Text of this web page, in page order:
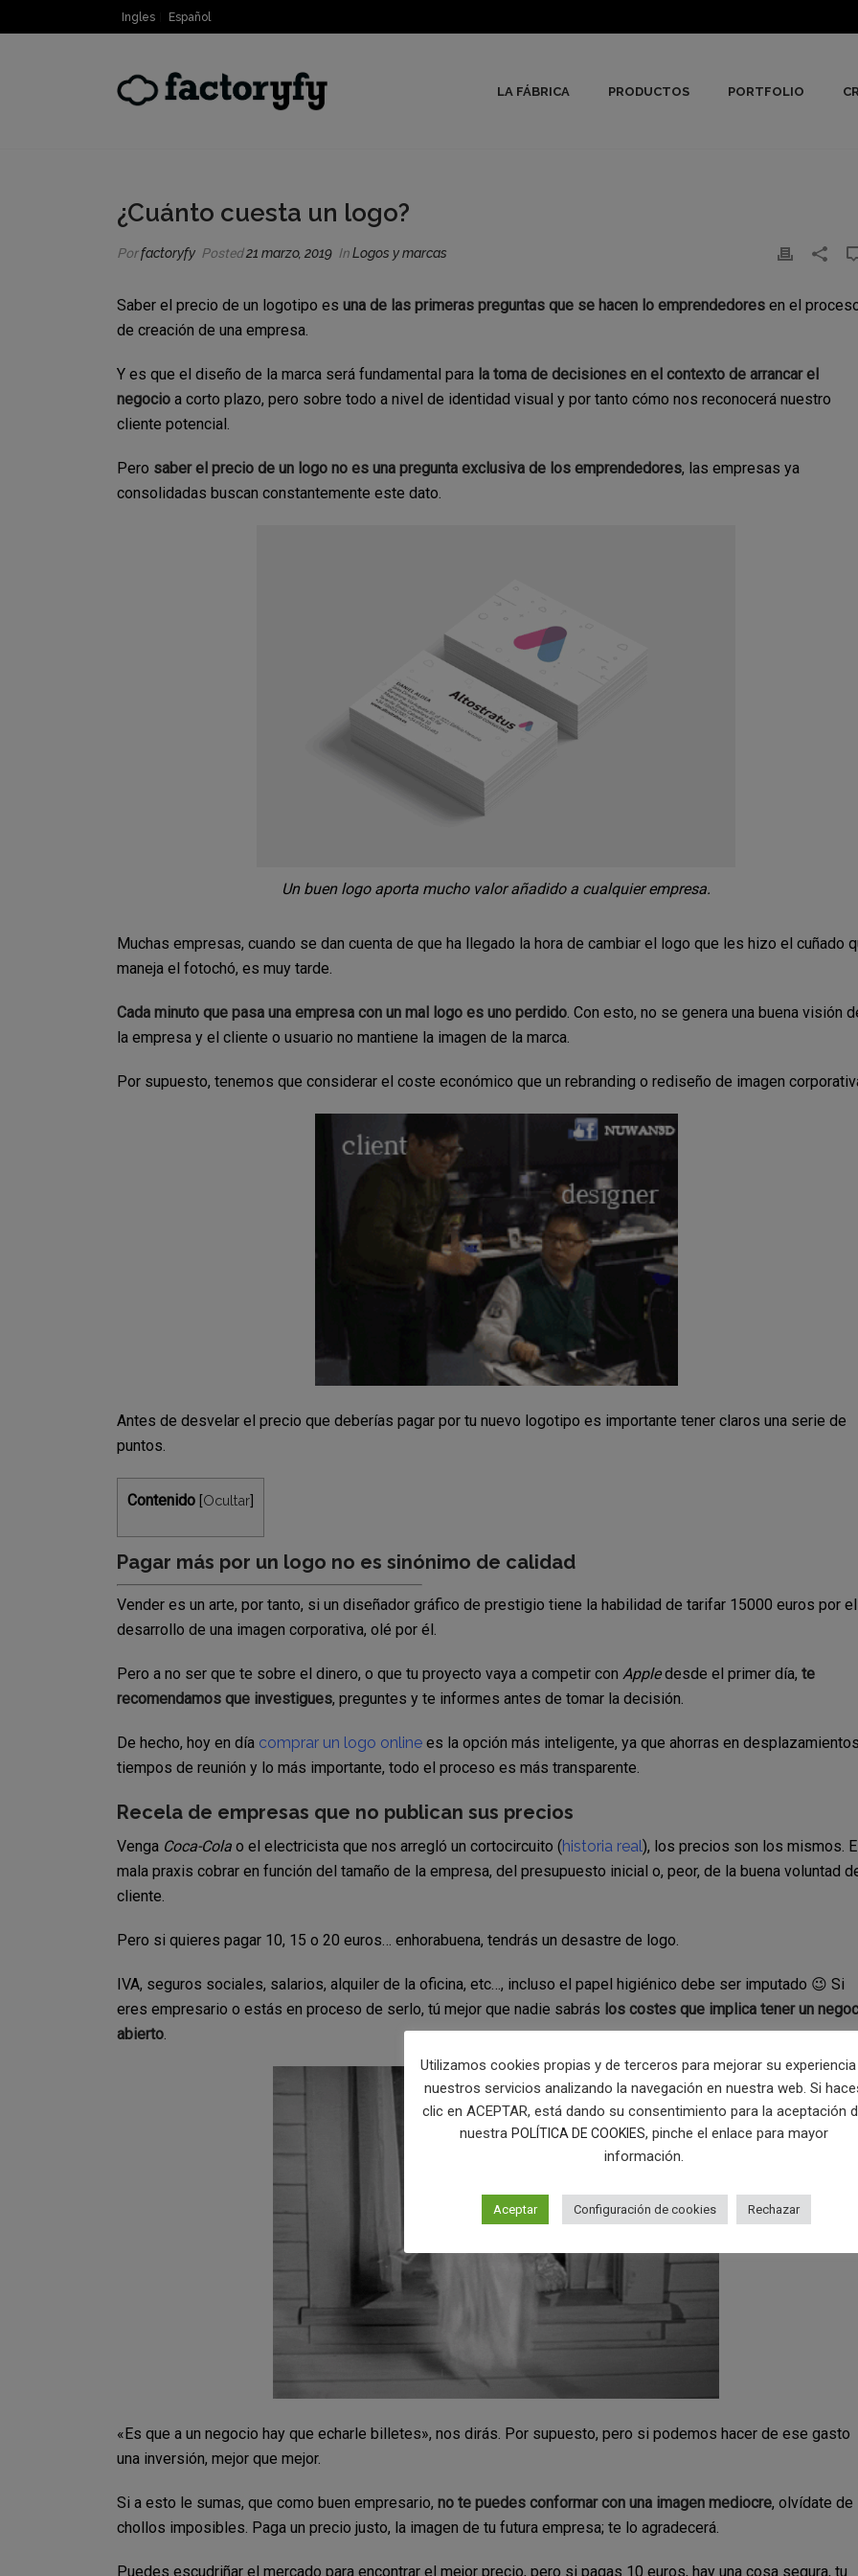
Ingles Español
LA FÁBRICA PRODUCTOS PORTFOLIO
¿Cuánto cuesta un logo?
Porfactoryfy Posted21 marzo, 2019 InLogos y marcas
Saber el precio de un logotipo es una de las primeras preguntas que se hacen lo emprendedores en el
de creación de una empresa.
Y es que el diseño de la marca será fundamental para la toma de decisiones en el contexto de arrancar el
negocio a corto plazo, pero sobre todo a nivel de identidad visual y por tanto cómo nos reconocerá nuestro
cliente potencial.
Pero saber el precio de un logo no es una pregunta exclusiva de los emprendedores, las empresas ya
consolidadas buscan constantemente este dato.
Un buen logo aporta mucho valor añadido a cualquier empresa.
Muchas empresas, cuando se dan cuenta de que ha llegado la hora de cambiar el logo que les hizo el cuñado
maneja el fotochó, es muy tarde.
Cada minuto que pasa una empresa con un mal logo es uno perdido. Con esto, no se genera una buena visión
la empresa y el cliente o usuario no mantiene la imagen de la marca.
Por supuesto, tenemos que considerar el coste económico que un rebranding o rediseño de imagen
Antes de desvelar el precio que deberías pagar por tu nuevo logotipo es importante tener claros una serie de
puntos.
Contenido Ocultar
Pagar más por un logo no es sinónimo de calidad
Vender es un arte, por tanto, si un diseñador gráfico de prestigio tiene la habilidad de tarifar 15000 euros por el
desarrollo de una imagen corporativa, olé por él.
Pero a no ser que te sobre el dinero, o que tu proyecto vaya a competir con Appledesde el primer día, te
recomendamos que investigues, preguntes y te informes antes de tomar la decisión.
De hecho, hoy en día comprar un logo online es la opción más inteligente, ya que ahorras en
tiempos de reunión y lo más importante, todo el proceso es más transparente.
Recela de empresas que no publican sus precios
Venga Coca-Cola o el electricista que nos arregló un cortocircuito (historia real), los precios son los mismos.
mala praxis cobrar en función del tamaño de la empresa, del presupuesto inicial o, peor, de la buena voluntad
cliente.
Pero si quieres pagar 10, 15 o 20 euros… enhorabuena, tendrás un desastre de logo.
IVA, seguros sociales, salarios, alquiler de la oficina, etc…, incluso el papel higiénico debe ser imputado 😉 Si
eres empresario o estás en proceso de serlo, tú mejor que nadie sabrás los costes que implica tener un
abierto.
«Es que a un negocio hay que echarle billetes», nos dirás. Por supuesto, pero si podemos hacer de ese gasto
una inversión, mejor que mejor.
Si a esto le sumas, que como buen empresario, no te puedes conformar con una imagen mediocre, olvídate de
chollos imposibles. Paga un precio justo, la imagen de tu futura empresa; te lo agradecerá.
Puedes escudriñar el mercado para encontrar el mejor precio, pero si pagas 10 euros, hay una cosa segura, tu
Utilizamos cookies propias y de terceros para mejorar su
nuestros servicios analizando la navegación en nuestra web. Si
clic en ACEPTAR, está dando su consentimiento para la aceptación
nuestra POLÍTICA DE COOKIES, pinche el enlace para mayor
información.
Aceptar Configuración de cookies Rechazar